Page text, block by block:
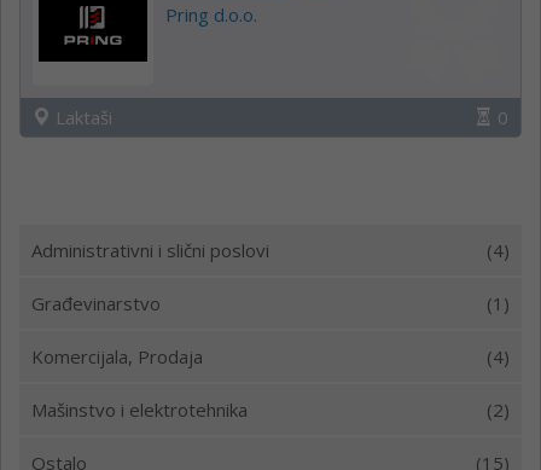
Pring d.o.o.
Laktaši 0
Administrativni i slični poslovi (4)
Građevinarstvo (1)
Komercijala, Prodaja (4)
Mašinstvo i elektrotehnika (2)
Ostalo (15)